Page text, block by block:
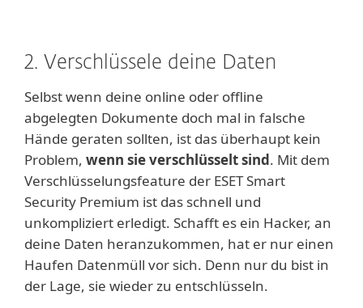
2. Verschlüssele deine Daten
Selbst wenn deine online oder offline
abgelegten Dokumente doch mal in falsche
Hände geraten sollten, ist das überhaupt kein
Problem, wenn sie verschlüsselt sind. Mit dem
Verschlüsselungsfeature der ESET Smart
Security Premium ist das schnell und
unkompliziert erledigt. Schafft es ein Hacker, an
deine Daten heranzukommen, hat er nur einen
Haufen Datenmüll vor sich. Denn nur du bist in
der Lage, sie wieder zu entschlüsseln.